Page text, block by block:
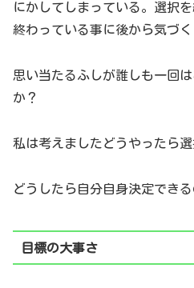
にかしてしまっている。選択
終わっている事に後から気づく
思い当たるふしが誰しも一回
か？
私は考えましたどうやったら
どうしたら自分自身決定できる
目標の大事さ